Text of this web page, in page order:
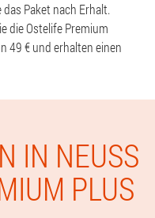
Paket nach Erhalt.
die Ostelife Premium
49 € und erhalten einen
NEUSS O
PLUS